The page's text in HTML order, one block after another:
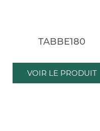
TABBE180
VOIR LE PRODUIT